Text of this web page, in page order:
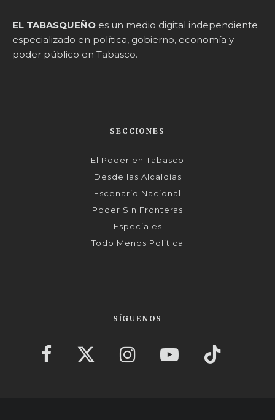
EL TABASQUEÑO es un medio digital independiente
especializado en política, gobierno, economía y
poder público en Tabasco.
SECCIONES
El Poder en Tabasco
Desde las Alcaldías
Escenario Nacional
Poder Sin Fronteras
Especiales
Todo Menos Política
SÍGUENOS